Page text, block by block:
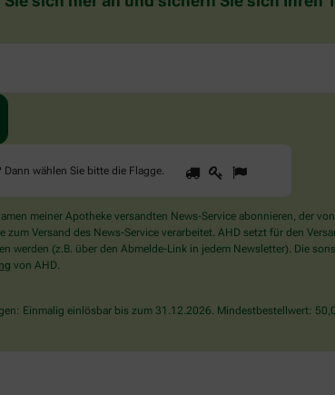
Dann wählen Sie bitte die Flagge
Sind
Sie
Mensch?
Dann
wählen
Flagge.
1 2
meiner Apotheke versandten News-Service abonnieren, der
zum Versand des News-Service verarbeitet. AHD setzt für den
werden (z.B. über den Abmelde-Link in jedem Newsletter). Die
von AHD.
Einmalig einlösbar bis zum 31.12.2026. Mindestbestellwert: